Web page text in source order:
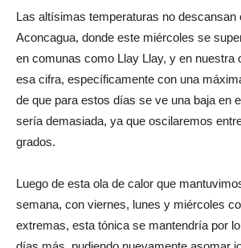
Las altísimas temperaturas no descansan
Aconcagua, donde este miércoles se
en comunas como Llay Llay, y en nuestra
esa cifra, específicamente con una
de que para estos días se ve una baja en
sería demasiada, ya que oscilaremos
grados.
Luego de esta ola de calor que
semana, con viernes, lunes y miércoles
extremas, esta tónica se mantendría por